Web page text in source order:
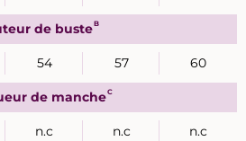
de busteB
54 57 60
de mancheC
n.c n.c n.c